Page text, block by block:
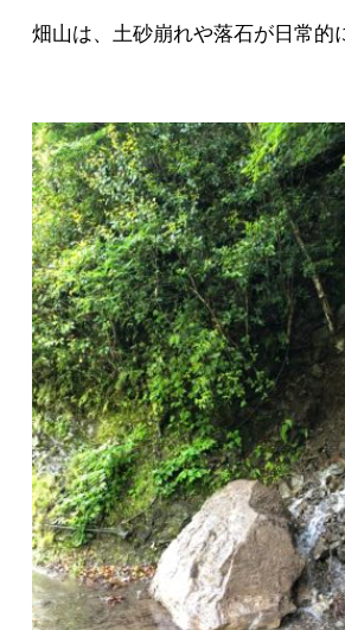
畑山は、土砂崩れや落石が日常的